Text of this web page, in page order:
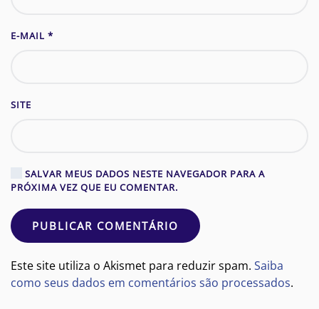
E-MAIL *
SITE
SALVAR MEUS DADOS NESTE NAVEGADOR PARA A
PRÓXIMA VEZ QUE EU COMENTAR.
PUBLICAR COMENTÁRIO
Este site utiliza o Akismet para reduzir spam. Saiba
como seus dados em comentários são processados.